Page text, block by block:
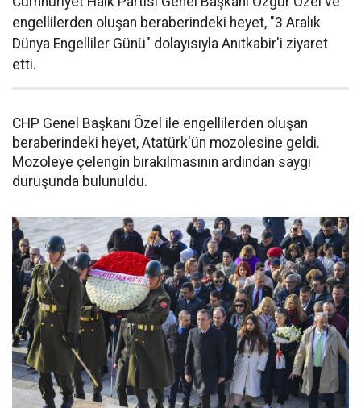
engellilerden oluşan beraberindeki heyet, "3 Aralık
Dünya Engelliler Günü" dolayısıyla Anıtkabir'i ziyaret
etti.
CHP Genel Başkanı Özel ile engellilerden oluşan
beraberindeki heyet, Atatürk'ün mozolesine geldi.
Mozoleye çelengin bırakılmasının ardından saygı
duruşunda bulunuldu.